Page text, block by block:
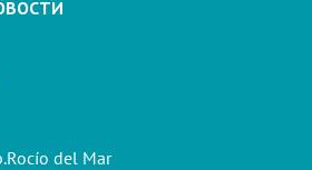
del Mar